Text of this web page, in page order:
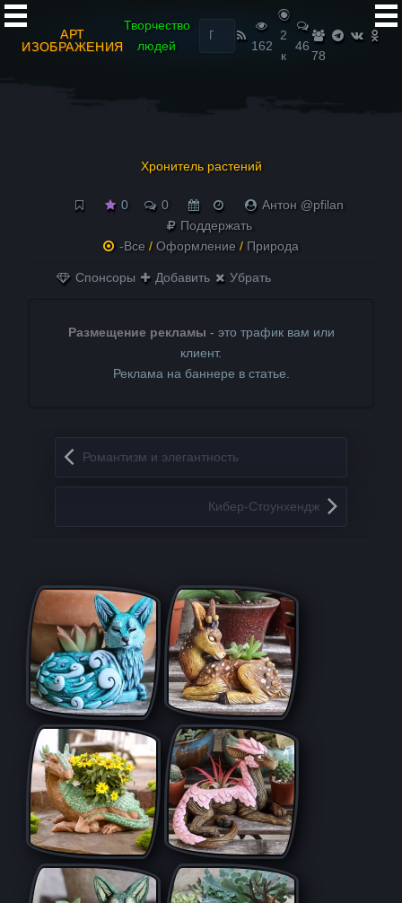
АРТ
ИЗОБРАЖЕНИЯ
Творчество
людей
Найти:
162
2
к
46
78
Хронитель растений
0 0
Антон @pfilan
Поддержать
-Все / Оформление / Природа
Спонсоры Добавить Убрать
Размещение рекламы - это трафик вам или
клиент.
Реклама на баннере в статье.
Запись навигация
Романтизм и элегантность
Кибер-Стоунхендж